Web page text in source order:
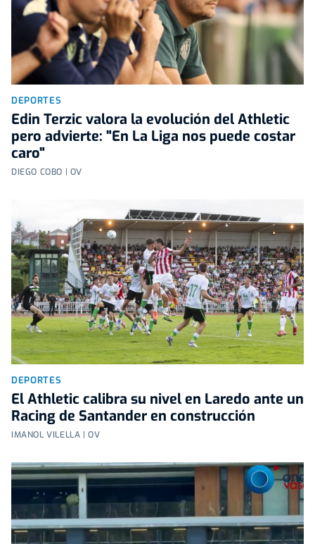
DEPORTES
Edin Terzic valora la evolución del Athletic
pero advierte: "En La Liga nos puede costar
caro"
DIEGO COBO | OV
DEPORTES
El Athletic calibra su nivel en Laredo ante un
Racing de Santander en construcción
IMANOL VILELLA | OV